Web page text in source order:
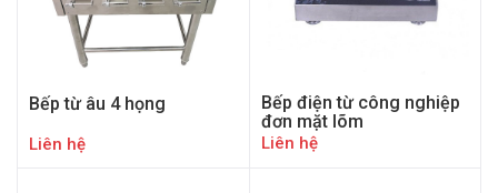
Bếp từ âu 4 họng
Liên hệ
Bếp điện từ công nghiệp
đơn mặt lõm
Liên hệ